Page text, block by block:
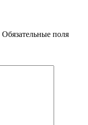
Обязательные поля